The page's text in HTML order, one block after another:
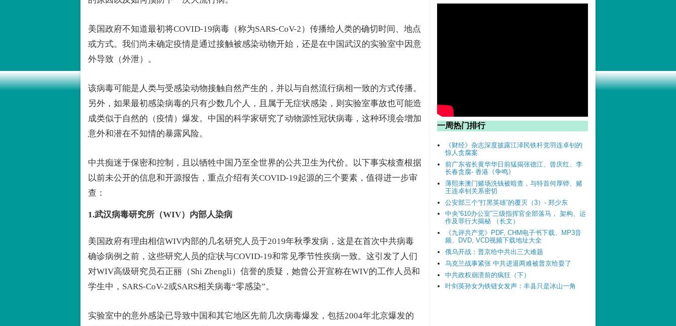
美国政府不知道最初将COVID-19病毒（称为SARS-CoV-2）传播给人类的确切时间、地点
或方式。我们尚未确定疫情是通过接触被感染动物开始，还是在中国武汉的实验室中因意
外导致（外泄）。
该病毒可能是人类与受感染动物接触自然产生的，并以与自然流行病相一致的方式传播。
另外，如果最初感染病毒的只有少数几个人，且属于无症状感染，则实验室事故也可能造
成类似于自然的（疫情）爆发。中国的科学家研究了动物源性冠状病毒，这种环境会增加
意外和潜在不知情的暴露风险。
中共痴迷于保密和控制，且以牺牲中国乃至全世界的公共卫生为代价。以下事实核查根据
以前未公开的信息和开源报告，重点介绍有关COVID-19起源的三个要素，值得进一步审
查：
1.武汉病毒研究所（WIV）内部人染病
美国政府有理由相信WIV内部的几名研究人员于2019年秋季发病，这是在首次中共病毒
确诊病例之前，这些研究人员的症状与COVID-19和常见季节性疾病一致。这引发了人们
对WIV高级研究员石正丽（Shi Zhengli）信誉的质疑，她曾公开宣称在WIV的工作人员和
学生中，SARS-CoV-2或SARS相关病毒“零感染”。
实验室中的意外感染已导致中国和其它地区先前几次病毒爆发，包括2004年北京爆发的
一周热门排行
《财经》杂志深度披露江泽民铁杆党羽连卓钊的
惊人贪腐案
前广东省长黄华华日前猛揭张德江、曾庆红、李
长春贪腐- 香港《争鸣》
薄熙来澳门赌场洗钱被暗查，与特首何厚铧、赌
王连卓钊关系密切
公安部三个“打黑英雄”的覆灭（3）- 郑少东
中央“610办公室”三级指挥官全部落马， 架构、运
作及罪行大揭秘 （长文）
《九评共产党》PDF, CHM电子书下载、MP3音
频、DVD, VCD视频下载地址大全
俄乌开战：普京给中共出三大难题
乌克兰战事紧张 中共进退两难被普京给耍了
中共政权崩溃前的疯狂（下）
叶剑英孙女为铁链女发声：丰县只是冰山一角